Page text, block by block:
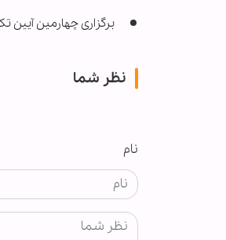
برگزاری چهارمین آیین
نظر شما
نام